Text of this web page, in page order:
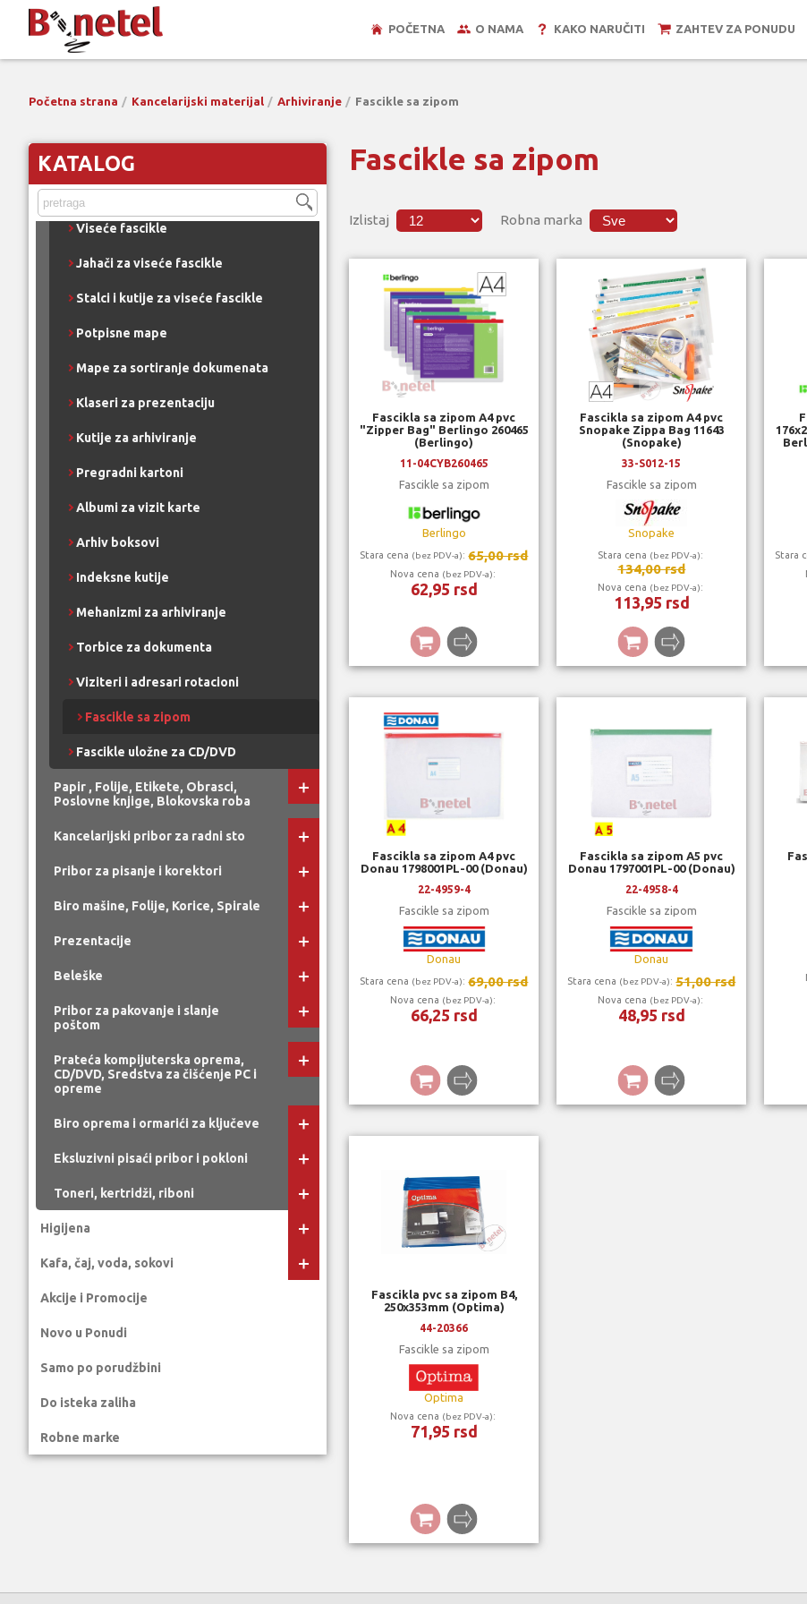
POČETNA O NAMA KAKO NARUČITI ZAHTEV ZA PONUDU
Početna strana Kancelarijski materijal Arhiviranje Fascikle sa zipom
KATALOG
Fascikle Organizer
Fascikle Rainbow
Fascikle kartonske
Fascikle kartonske sa gumom
Viseće fascikle
Jahači za viseće fascikle
Stalci i kutije za viseće fascikle
Potpisne mape
Mape za sortiranje dokumenata
Klaseri za prezentaciju
Kutije za arhiviranje
Pregradni kartoni
Albumi za vizit karte
Arhiv boksovi
Indeksne kutije
Mehanizmi za arhiviranje
Torbice za dokumenta
Viziteri i adresari rotacioni
Fascikle sa zipom
Fascikle uložne za CD/DVD
Papir , Folije, Etikete, Obrasci,
Poslovne knjige, Blokovska roba
Kancelarijski pribor za radni sto
Pribor za pisanje i korektori
Biro mašine, Folije, Korice, Spirale
Prezentacije
Beleške
Pribor za pakovanje i slanje
poštom
Prateća kompijuterska oprema,
CD/DVD, Sredstva za čišćenje PC i
opreme
Biro oprema i ormarići za ključeve
Eksluzivni pisaći pribor i pokloni
Toneri, kertridži, riboni
Higijena
Kafa, čaj, voda, sokovi
Akcije i Promocije
Novo u Ponudi
Samo po porudžbini
Do isteka zaliha
Robne marke
Fascikle sa zipom
Izlistaj Robna marka
Fascikla sa zipom A4 pvc
"Zipper Bag" Berlingo 260465
(Berlingo)
11-04CYB260465
Fascikle sa zipom
Berlingo
Stara cena (bez PDV-a): 65,00 rsd
Nova cena (bez PDV-a):
62,95 rsd
Fascikla sa zipom A4 pvc
Snopake Zippa Bag 11643
(Snopake)
33-S012-15
Fascikle sa zipom
Snopake
Stara cena (bez PDV-a):
134,00 rsd
Nova cena (bez PDV-a):
113,95 rsd
Stara
Fascikla sa zipom A4 pvc
Donau 1798001PL-00 (Donau)
22-4959-4
Fascikle sa zipom
Donau
Stara cena (bez PDV-a): 69,00 rsd
Nova cena (bez PDV-a):
66,25 rsd
Fascikla sa zipom A5 pvc
Donau 1797001PL-00 (Donau)
22-4958-4
Fascikle sa zipom
Donau
Stara cena (bez PDV-a): 51,00 rsd
Nova cena (bez PDV-a):
48,95 rsd
Fascikla pvc sa zipom B4,
250x353mm (Optima)
44-20366
Fascikle sa zipom
Optima
Nova cena (bez PDV-a):
71,95 rsd